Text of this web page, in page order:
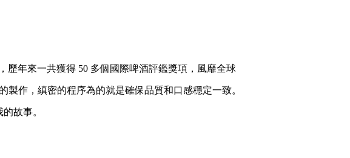
年來一共獲得 50 多個國際啤酒評鑑獎項，風靡全球
製作，縝密的程序為的就是確保品質和口感穩定一致。
故事。